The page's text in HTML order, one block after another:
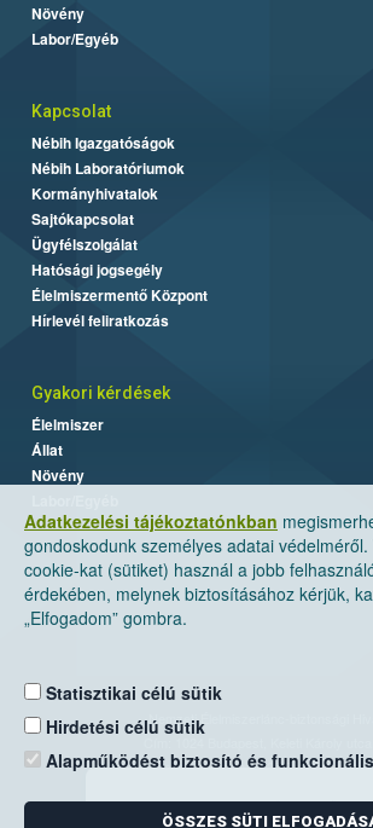
Adatkezelési tájékoztatónkban
gondoskodunk személyes adatai
cookie-kat (sütiket) használ a jobb
érdekében, melynek biztosításához kérjük,
„Elfogadom” gombra.
Statisztikai célú sütik
Hirdetési célú sütik
Alapműködést biztosító és
ÖSSZES SÜTI
Növény
Labor/Egyéb
Kapcsolat
Nébih Igazgatóságok
Nébih Laboratóriumok
Kormányhivatalok
Sajtókapcsolat
Ügyfélszolgálat
Hatósági jogsegély
Élelmiszermentő Központ
Hírlevél feliratkozás
Gyakori kérdések
Élelmiszer
Állat
Növény
Nemzeti Élelmiszerlánc-biztonsági
Levelezési cím: 1525 Budapest. Pf.